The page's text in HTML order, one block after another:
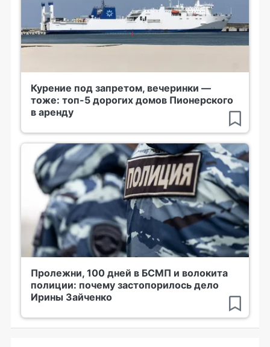
Курение под запретом, вечеринки —
тоже: топ-5 дорогих домов Пионерского
в аренду
Пролежни, 100 дней в БСМП и волокита
полиции: почему застопорилось дело
Ирины Зайченко